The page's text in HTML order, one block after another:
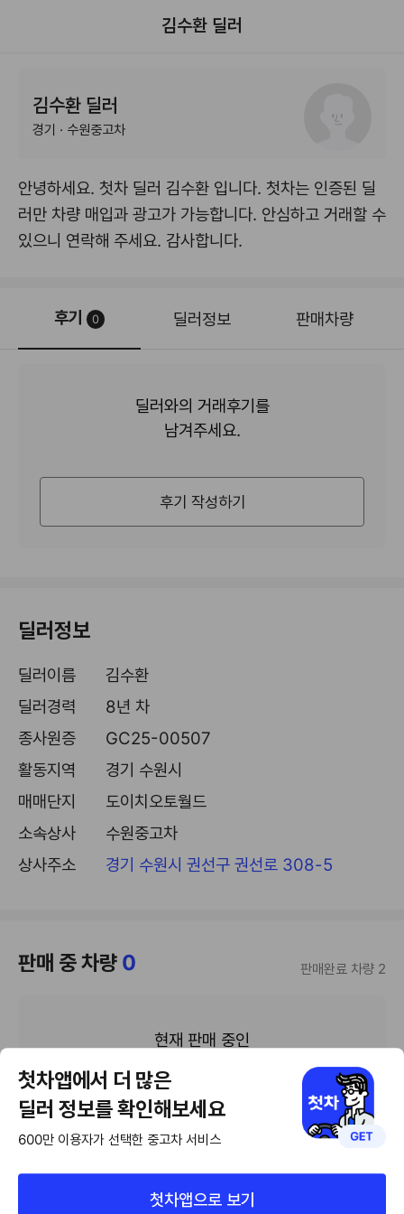
김수환 딜러
김수환 딜러
경기 · 수원중고차
안녕하세요. 첫차 딜러 김수환 입니다. 첫차는 인증된 딜
러만 차량 매입과 광고가 가능합니다. 안심하고 거래할 수
있으니 연락해 주세요. 감사합니다.
후기 0 딜러정보 판매차량
딜러와의 거래후기를
남겨주세요.
후기 작성하기
딜러정보
딜러이름
김수환
딜러경력
8년 차
종사원증
GC25-00507
활동지역
경기 수원시
매매단지
도이치오토월드
소속상사
수원중고차
상사주소
경기 수원시 권선구 권선로 308-5
판매 중 차량 0 판매완료 차량 2
현재 판매 중인
첫차앱에서 더 많은
딜러 정보를 확인해보세요
600만 이용자가 선택한 중고차 서비스
첫차앱으로 보기